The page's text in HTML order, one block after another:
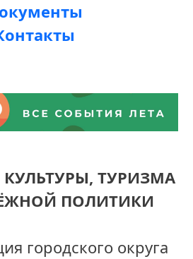
ТУРИЗМА
ПОЛИТИКИ
городского округа